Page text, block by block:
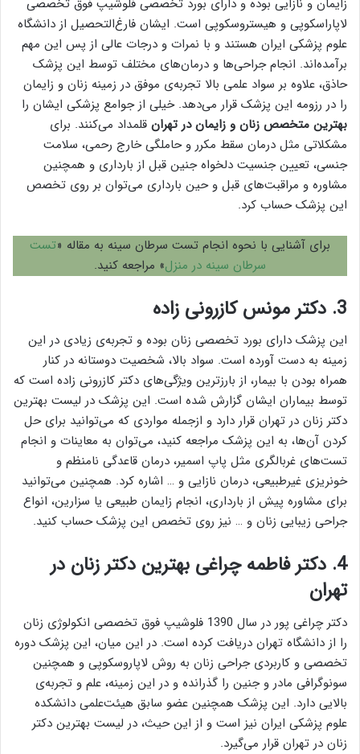
لاپاراسکوپی و هیستروسکوپی است. ایشان فارغ‌التحصیل از دانشگاه
علوم پزشکی ایران هستند و با نمرات و درجات عالی از پس این مهم
برآمده‌اند. انجام جراحی‌ها و درمان‌های مختلف توسط این پزشک
حاذق، علاوه بر سواد علمی بالا تجربه‌ی موفق در زمینه زنان و زایمان
را در رزومه این پزشک قرار می‌دهد. خیلی از جوامع پزشکی ایشان را
بهترین متخصص زنان و زایمان در تهران قلمداد می‌کنند. برای
مشکلاتی مثل درمان سقط مکرر و حاملگی خارج رحمی، سلامت
جنسی، تعیین جنسیت دلخواه جنین قبل از بارداری و همچنین
مشاوره و مراقبت‏‌های قبل و حین بارداری می‌توان بر روی تخصص
این پزشک حساب کرد.
برای آشنایی با نحوه انجام تست سرطان سینه به مقاله «تست
سرطان سينه در منزل» مراجعه کنید.
3. دکتر مونس کازرونی زاده
این پزشک دارای بورد تخصصی زنان بوده و تجربه‌ی زیادی در این
زمینه به دست آورده است. سواد بالا، شخصیت دوستانه در کنار
همراه بودن با بیمار، از بارزترین ویژگی‌های دکتر کازرونی زاده است که
توسط بیماران ایشان گزارش شده است. این پزشک در لیست بهترین
دکتر زنان در تهران قرار دارد و ازجمله مواردی که می‌توانید برای حل
کردن آن‌ها، به این پزشک مراجعه کنید، می‌توان به معاینات و انجام
تست‌های غربالگری مثل پاپ اسمیر، درمان قاعدگی نامنظم و
خونریزی غیرطبیعی، درمان نازایی و … اشاره کرد. همچنین می‌توانید
برای مشاوره پیش از بارداری، انجام زایمان طبیعی یا سزارین، انواع
جراحی زیبایی زنان و … نیز روی تخصص این پزشک حساب کنید.
4. دکتر فاطمه چراغی بهترین دکتر زنان در
تهران
دکتر چراغی پور در سال 1390 فلوشیپ فوق تخصصی انکولوژی زنان
را از دانشگاه تهران دریافت کرده است. در این میان، این پزشک دوره
تخصصی و کاربردی جراحی زنان به روش لاپاروسکوپی و همچنین
سونوگرافی مادر و جنین را گذرانده و در این زمینه، علم و تجربه‌ی
بالایی دارد. این پزشک همچنین عضو سابق هیئت‌علمی دانشکده
علوم پزشکی ایران نیز است و از این حیث، در لیست بهترین دکتر
زنان در تهران قرار می‌گیرد.